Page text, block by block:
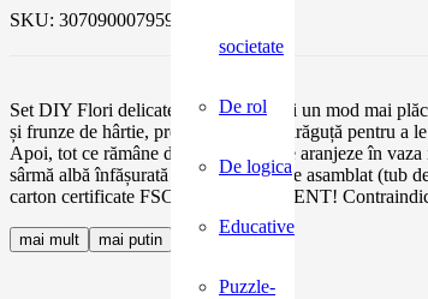
societate
De rol
De logica
Educative
Puzzle-
SKU: 3070900079595
Set DIY Flori delicate Care ar putea fi un mod mai
și frunze de hârtie, precum și o vază drăguță pentru a
Apoi, tot ce rămâne de făcut este să le aranjeze în
sârmă albă înfășurată în hârtie, vază de asamblat (tub
carton certificate FSC®. AVERTISMENT!
mai mult mai putin